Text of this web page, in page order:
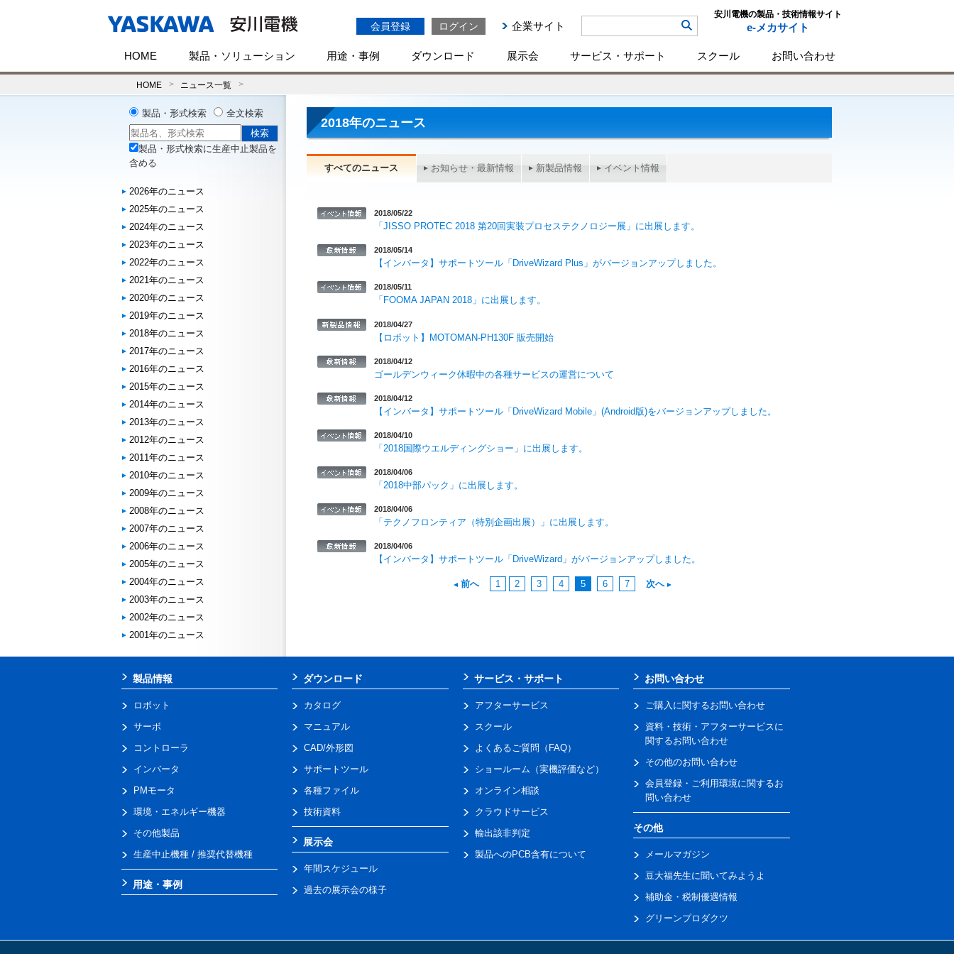
会員登録 ログイン 企業サイト
安川電機の製品・技術情報サイト
e-メカサイト
HOME 製品・ソリューション 用途・事例 ダウンロード 展示会 サービス・サポート スクール お問い合わせ
HOME ニュース一覧
2018年のニュース
すべてのニュース お知らせ・最新情報 新製品情報 イベント情報
2018/05/22
「JISSO PROTEC 2018 第20回実装プロセステクノロジー展」に出展します。
2018/05/14
【インバータ】サポートツール「DriveWizard Plus」がバージョンアップしました。
2018/05/11
「FOOMA JAPAN 2018」に出展します。
2018/04/27
【ロボット】MOTOMAN-PH130F 販売開始
2018/04/12
ゴールデンウィーク休暇中の各種サービスの運営について
2018/04/12
【インバータ】サポートツール「DriveWizard Mobile」(Android版)をバージョンアップしました。
2018/04/10
「2018国際ウエルディングショー」に出展します。
2018/04/06
「2018中部パック」に出展します。
2018/04/06
「テクノフロンティア（特別企画出展）」に出展します。
2018/04/06
【インバータ】サポートツール「DriveWizard」がバージョンアップしました。
前へ 1 2 3 4 5 6 7 次へ
製品・形式検索 全文検索
製品・形式検索に生産中止製品を
含める
2026年のニュース
2025年のニュース
2024年のニュース
2023年のニュース
2022年のニュース
2021年のニュース
2020年のニュース
2019年のニュース
2018年のニュース
2017年のニュース
2016年のニュース
2015年のニュース
2014年のニュース
2013年のニュース
2012年のニュース
2011年のニュース
2010年のニュース
2009年のニュース
2008年のニュース
2007年のニュース
2006年のニュース
2005年のニュース
2004年のニュース
2003年のニュース
2002年のニュース
2001年のニュース
製品情報
ロボット
サーボ
コントローラ
インバータ
PMモータ
環境・エネルギー機器
その他製品
生産中止機種 / 推奨代替機種
用途・事例
ダウンロード
カタログ
マニュアル
CAD/外形図
サポートツール
各種ファイル
技術資料
展示会
年間スケジュール
過去の展示会の様子
サービス・サポート
アフターサービス
スクール
よくあるご質問（FAQ）
ショールーム（実機評価など）
オンライン相談
クラウドサービス
輸出該非判定
製品へのPCB含有について
お問い合わせ
ご購入に関するお問い合わせ
資料・技術・アフターサービスに
関するお問い合わせ
その他のお問い合わせ
会員登録・ご利用環境に関するお
問い合わせ
その他
メールマガジン
豆大福先生に聞いてみようよ
補助金・税制優遇情報
グリーンプロダクツ